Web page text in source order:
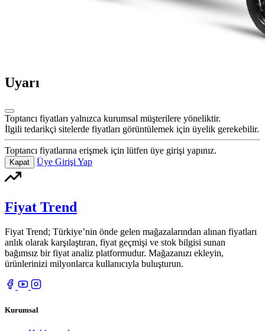
Uyarı
Toptancı fiyatları yalnızca kurumsal müşterilere yöneliktir.
İlgili tedarikçi sitelerde fiyatları görüntülemek için üyelik gerekebilir.
Toptancı fiyatlarına erişmek için lütfen üye girişi yapınız.
Kapat Üye Girişi Yap
Fiyat Trend
Fiyat Trend; Türkiye’nin önde gelen mağazalarından alınan fiyatları
anlık olarak karşılaştıran, fiyat geçmişi ve stok bilgisi sunan
bağımsız bir fiyat analiz platformudur. Mağazanızı ekleyin,
ürünlerinizi milyonlarca kullanıcıyla buluşturun.
Kurumsal